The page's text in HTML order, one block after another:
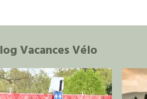
Vacances Vélo